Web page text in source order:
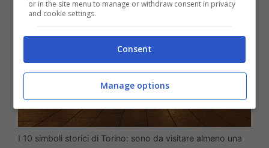
I 10 simboli storici di Torino: sono da visitare almeno una
or in the site menu to manage or withdraw consent in privacy
and cookie settings.
Consent
Manage options